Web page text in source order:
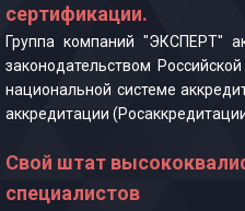
сертификации.
Группа компаний "ЭКСПЕРТ"
законодательством
национальной системе
аккредитации
Свой штат
специалистов